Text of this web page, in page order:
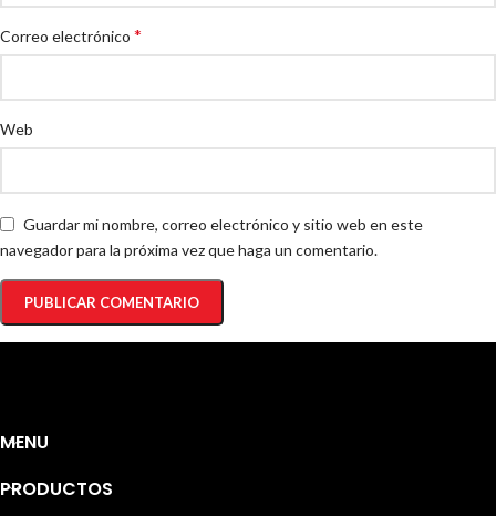
Correo electrónico *
Web
Guardar mi nombre, correo electrónico y sitio web en este
navegador para la próxima vez que haga un comentario.
MENU
PRODUCTOS